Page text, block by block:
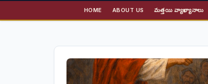
HOME ABOUT US మత్తయి వ్యాఖ్యానాలు